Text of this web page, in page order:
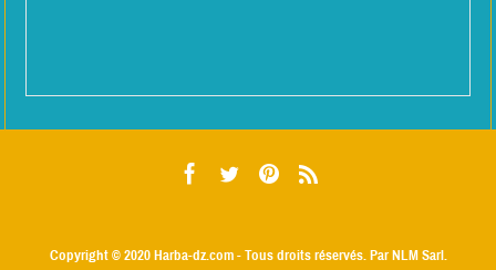
Copyright © 2020Harba-dz.com- Tous droits réservés. Par NLM Sarl.